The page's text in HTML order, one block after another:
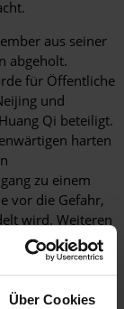
Über Cookies
aus seiner
abgeholt.
für Öffentliche
und
Qi beteiligt.
harten
zu einem
vor die Gefahr,
wird. Weiteren
von Huang
leidet